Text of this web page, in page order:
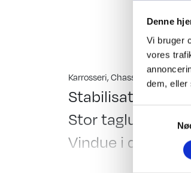
Denne
Vi bruger
vores
dem, eller
Karrosseri, Chassis &
Stabilisator
Stor tagluge
Vindue i dør